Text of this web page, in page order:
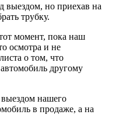
выездом, но приехав на
трубку.
момент, пока наш
осмотра и не
о том, что
другому
нашего
в продаже, а на